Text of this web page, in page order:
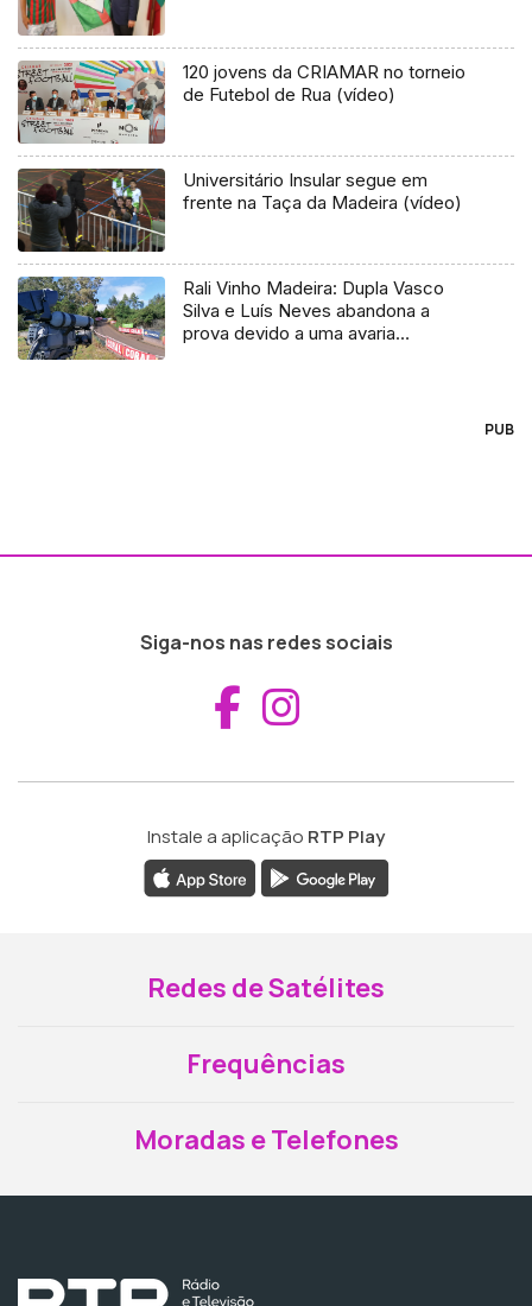
120 jovens da CRIAMAR no torneio
de Futebol de Rua (vídeo)
Universitário Insular segue em
frente na Taça da Madeira (vídeo)
Rali Vinho Madeira: Dupla Vasco
Silva e Luís Neves abandona a
prova devido a uma avaria
PUB
Siga-nos nas redes sociais
Aceder ao
Instale a aplicação RTP Play
Redes de Satélites
Frequências
Moradas e Telefones